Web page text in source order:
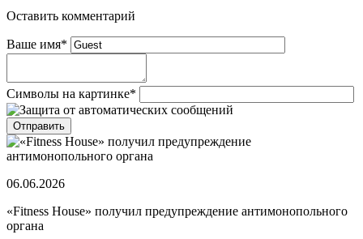
Оставить комментарий
Ваше имя*
Символы на картинке*
06.06.2026
«Fitness House» получил предупреждение антимонопольного
органа